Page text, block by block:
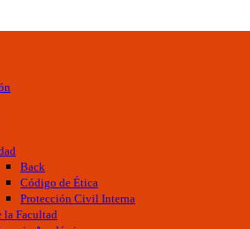
Back
Código de Ética
Protección Civil Interna
la Facultad